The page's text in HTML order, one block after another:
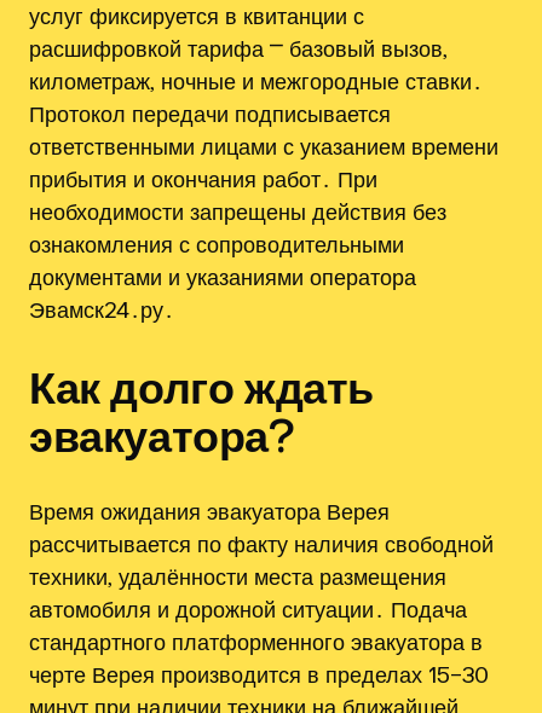
услуг фиксируется в квитанции с
расшифровкой тарифа ⎻ базовый вызов‚
километраж‚ ночные и межгородные ставки․
Протокол передачи подписывается
ответственными лицами с указанием времени
прибытия и окончания работ․ При
необходимости запрещены действия без
ознакомления с сопроводительными
документами и указаниями оператора
Эвамск24․ру․
Как долго ждать
эвакуатора?
Время ожидания эвакуатора Верея
рассчитывается по факту наличия свободной
техники‚ удалённости места размещения
автомобиля и дорожной ситуации․ Подача
стандартного платформенного эвакуатора в
черте Верея производится в пределах 15–30
минут при наличии техники на ближайшей